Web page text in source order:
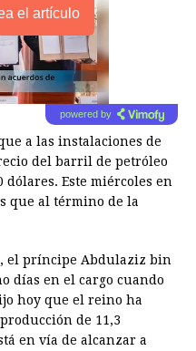
el artículo
powered by
a las instalaciones de
del barril de petróleo
dólares. Este miércoles en
que al término de la
el príncipe Abdulaziz bin
días en el cargo cuando
hoy que el reino ha
de 11,3
en vía de alcanzar a